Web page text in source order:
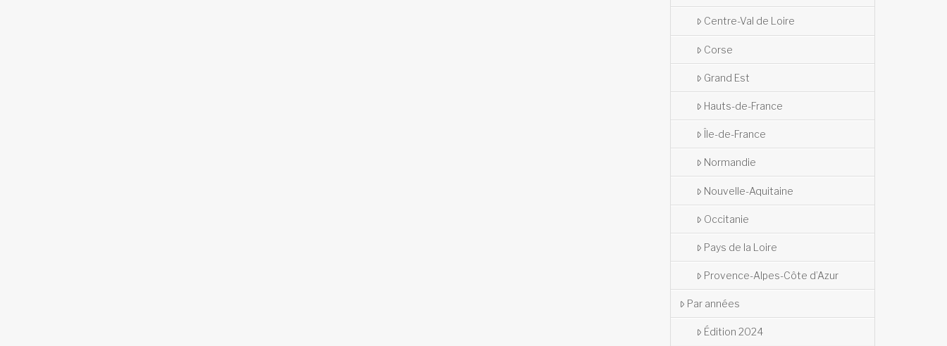
Centre-Val de Loire
Corse
Grand Est
Hauts-de-France
Île-de-France
Normandie
Nouvelle-Aquitaine
Occitanie
Pays de la Loire
Provence-Alpes-Côte d’Azur
Par années
Édition 2024